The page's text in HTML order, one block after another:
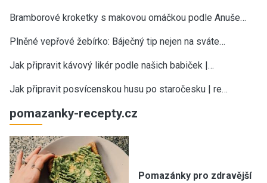
Bramborové kroketky s makovou omáčkou podle Anuše…
Plněné vepřové žebírko: Báječný tip nejen na sváte…
Jak připravit kávový likér podle našich babiček |…
Jak připravit posvícenskou husu po staročesku | re…
pomazanky-recepty.cz
Pomazánky pro zdravější